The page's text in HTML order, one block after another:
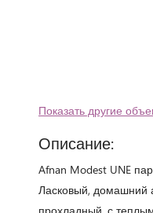
Показать другие
Описание:
Afnan Modest UNE
Ласковый, домашний